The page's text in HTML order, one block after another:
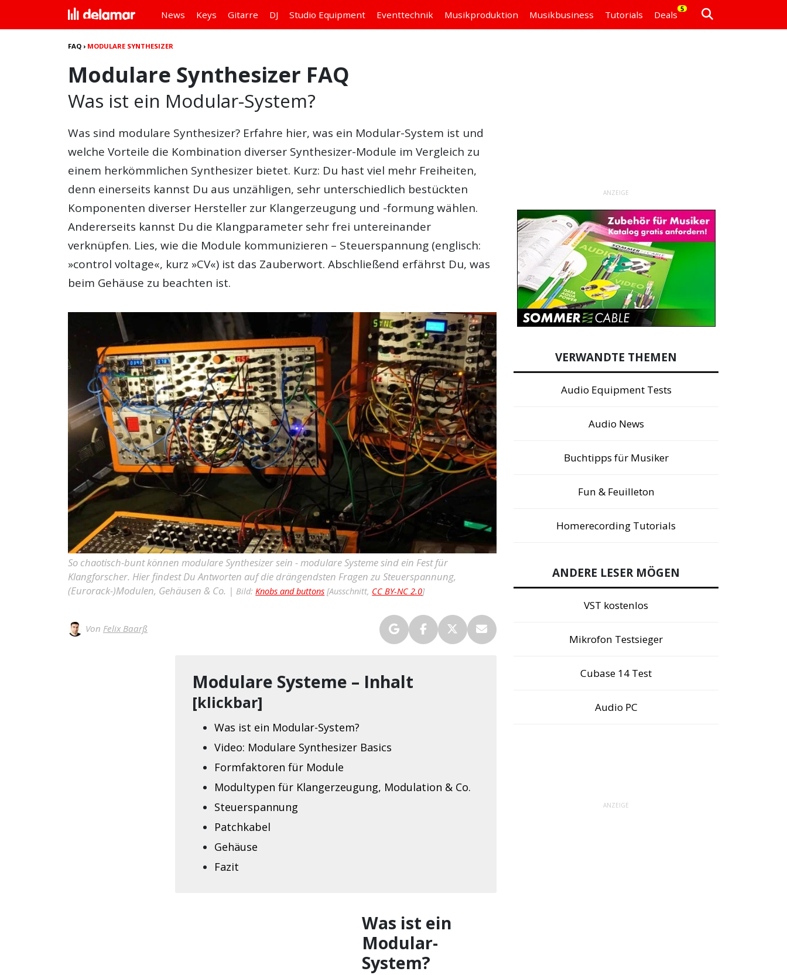
News Keys Gitarre DJ Studio Equipment Eventtechnik Musikproduktion Musikbusiness Tutorials Deals
5
FAQ › MODULARE SYNTHESIZER
Modulare Synthesizer FAQ
Was ist ein Modular-System?
Was sind modulare Synthesizer? Erfahre hier, was ein Modular-System ist und
welche Vorteile die Kombination diverser Synthesizer-Module im Vergleich zu
einem herkömmlichen Synthesizer bietet. Kurz: Du hast viel mehr Freiheiten,
denn einerseits kannst Du aus unzähligen, sehr unterschiedlich bestückten
Komponenten diverser Hersteller zur Klangerzeugung und -formung wählen.
Andererseits kannst Du die Klangparameter sehr frei untereinander
verknüpfen. Lies, wie die Module kommunizieren – Steuerspannung (englisch:
»control voltage«, kurz »CV«) ist das Zauberwort. Abschließend erfährst Du, was
beim Gehäuse zu beachten ist.
So chaotisch-bunt können modulare Synthesizer sein - modulare Systeme sind ein Fest für
Klangforscher. Hier findest Du Antworten auf die drängendsten Fragen zu Steuerspannung,
(Eurorack-)Modulen, Gehäusen & Co. |Bild:Knobs and buttons [Ausschnitt, CC BY-NC 2.0]
Von Felix Baarß
Modulare Systeme – Inhalt
[klickbar]
Was ist ein Modular-System?
Video: Modulare Synthesizer Basics
Formfaktoren für Module
Modultypen für Klangerzeugung, Modulation & Co.
Steuerspannung
Patchkabel
Gehäuse
Fazit
Was ist ein
Modular-
System?
ANZEIGE
VERWANDTE THEMEN
Audio Equipment Tests
Audio News
Buchtipps für Musiker
Fun & Feuilleton
Homerecording Tutorials
ANDERE LESER MÖGEN
VST kostenlos
Mikrofon Testsieger
Cubase 14 Test
Audio PC
ANZEIGE